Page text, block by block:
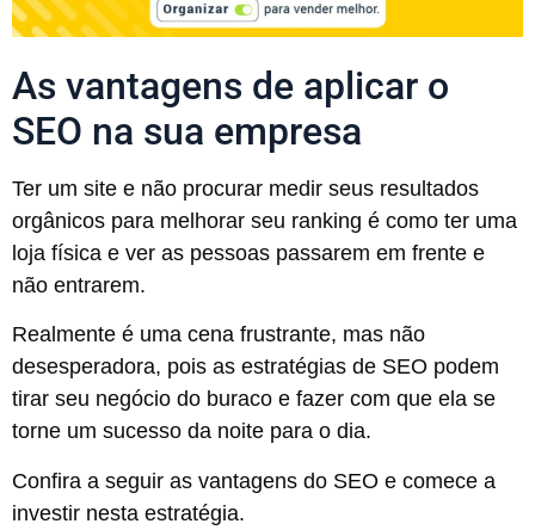
As vantagens de aplicar o
SEO na sua empresa
Ter um site e não procurar medir seus resultados
orgânicos para melhorar seu ranking é como ter uma
loja física e ver as pessoas passarem em frente e
não entrarem.
Realmente é uma cena frustrante, mas não
desesperadora, pois as estratégias de SEO podem
tirar seu negócio do buraco e fazer com que ela se
torne um sucesso da noite para o dia.
Confira a seguir as vantagens do SEO e comece a
investir nesta estratégia.